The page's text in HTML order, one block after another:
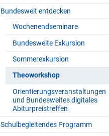
Bundesweit entdecken
Wochenendseminare
Bundesweite Exkursion
Sommerexkursion
Theoworkshop
Orientierungsveranstaltungen
und Bundesweites digitales
Abiturpreistreffen
Schulbegleitendes Programm